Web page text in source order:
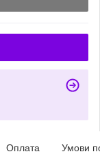
Оплата Умови